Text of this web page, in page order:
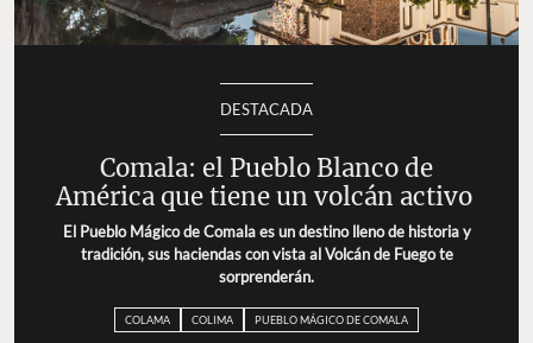
DESTACADA
Comala: el Pueblo Blanco de
América que tiene un volcán activo
El Pueblo Mágico de Comala es un destino lleno de historia y
tradición, sus haciendas con vista al Volcán de Fuego te
sorprenderán.
COLAMA COLIMA PUEBLO MÁGICO DE COMALA